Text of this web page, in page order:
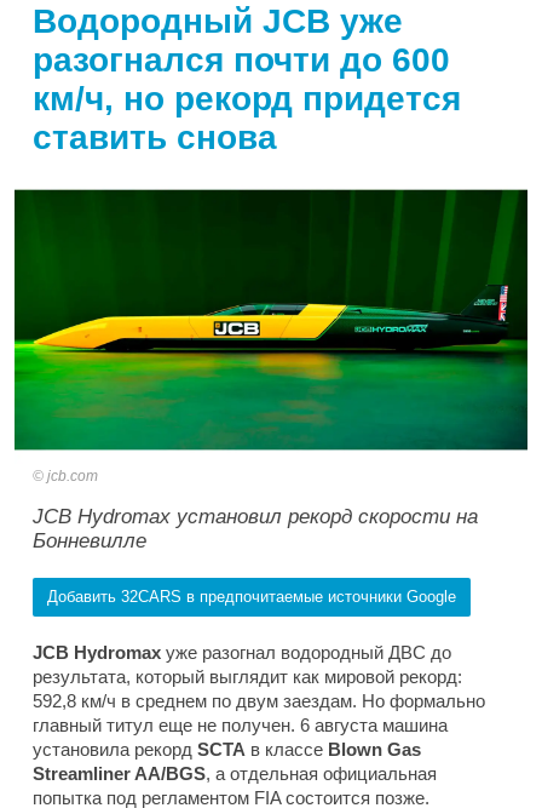
Водородный JCB уже
разогнался почти до 600
км/ч, но рекорд придется
ставить снова
jcb.com
JCB Hydromax установил рекорд скорости на
Бонневилле
Добавить 32CARS в предпочитаемые источники Google
JCB Hydromax уже разогнал водородный ДВС до
результата, который выглядит как мировой рекорд:
592,8 км/ч в среднем по двум заездам. Но формально
главный титул еще не получен. 6 августа машина
установила рекорд SCTA в классе Blown Gas
Streamliner AA/BGS, а отдельная официальная
попытка под регламентом FIA состоится позже.